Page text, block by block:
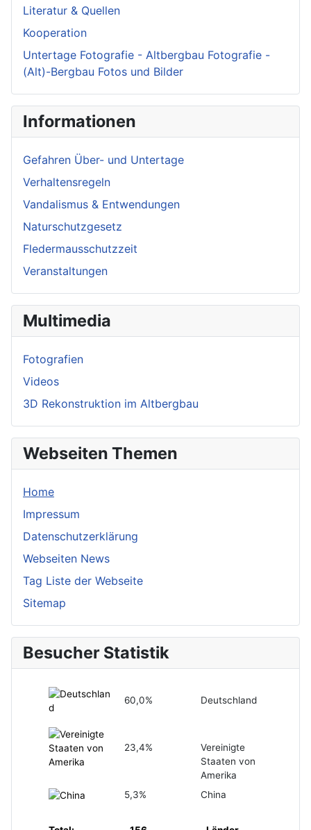
Literatur & Quellen
Kooperation
Untertage Fotografie - Altbergbau Fotografie -
(Alt)-Bergbau Fotos und Bilder
Informationen
Gefahren Über- und Untertage
Verhaltensregeln
Vandalismus & Entwendungen
Naturschutzgesetz
Fledermausschutzzeit
Veranstaltungen
Multimedia
Fotografien
Videos
3D Rekonstruktion im Altbergbau
Webseiten Themen
Home
Impressum
Datenschutzerklärung
Webseiten News
Tag Liste der Webseite
Sitemap
Besucher Statistik
60,0% Deutschland
23,4%
Vereinigte
Staaten von
Amerika
5,3%
China